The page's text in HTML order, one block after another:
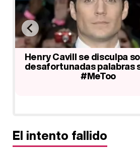
Henry Cavill se sincera
profesión como actor:
hago por arte, también por
El intento fallido